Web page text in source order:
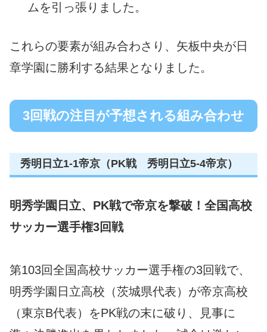
ムを引っ張りました。
これらの要素が組み合わさり、矢板中央が日
章学園に勝利する結果となりました。
3回戦の注目が予想される組み合わせ
秀明日立1-1帝京（PK戦 秀明日立5-4帝京）
明秀学園日立、PK戦で帝京を撃破！全国高校
サッカー選手権3回戦
第103回全国高校サッカー選手権の3回戦で、
明秀学園日立高校（茨城県代表）が帝京高校
（東京B代表）をPK戦の末に破り、見事に